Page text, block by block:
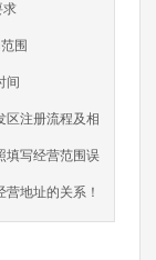
求
围
间
区注册流程及相
填写经营范围误
地址的关系！